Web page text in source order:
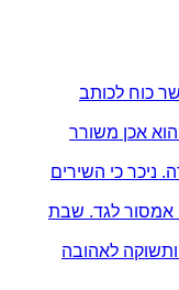
כוח לכותב
אכן משורר
ניכר כי השירים
אמסור לגד. שבת
ותשוקה לאהובה